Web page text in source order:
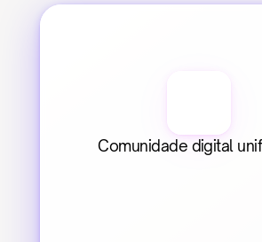
Comunidade digital